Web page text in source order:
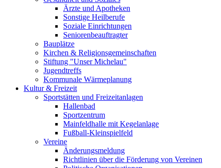
Ärzte und Apotheken
Sonstige Heilberufe
Soziale Einrichtungen
Seniorenbeauftragter
Bauplätze
Kirchen & Religionsgemeinschaften
Stiftung "Unser Michelau"
Jugendtreffs
Kommunale Wärmeplanung
Kultur & Freizeit
Sportstätten und Freizeitanlagen
Hallenbad
Sportzentrum
Mainfeldhalle mit Kegelanlage
Fußball-Kleinspielfeld
Vereine
Änderungsmeldung
Richtlinien über die Förderung von Vereinen